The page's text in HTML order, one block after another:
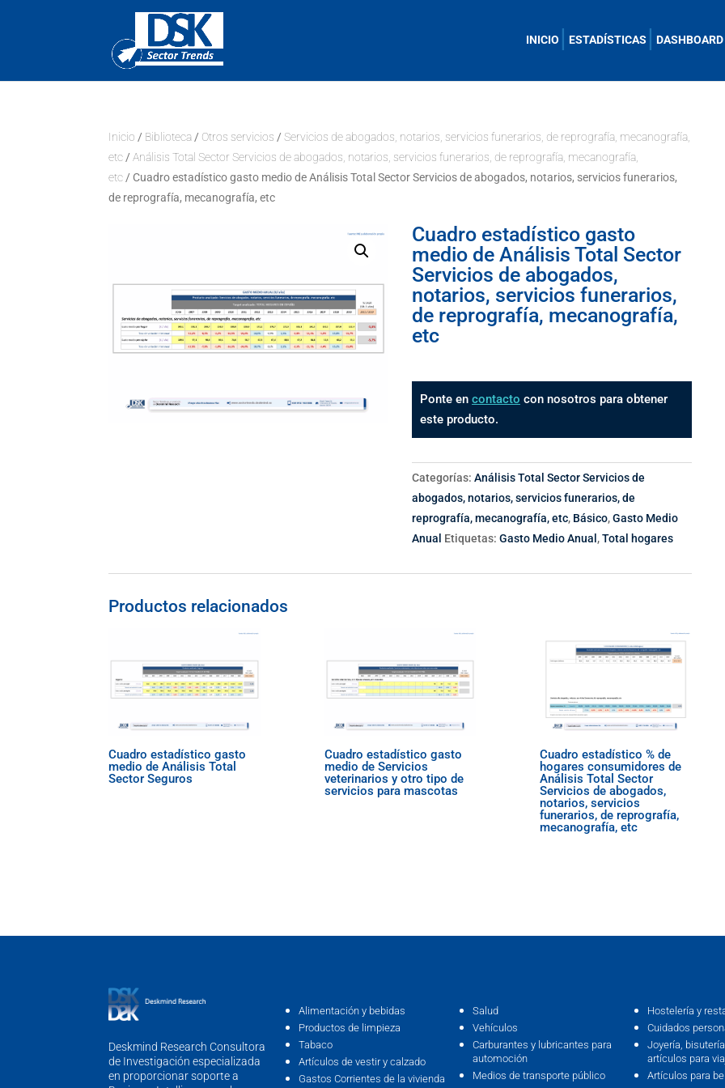
INICIO ESTADÍSTICAS DASHBOARD
Inicio / Biblioteca / Otros servicios /Servicios de abogados, notarios, servicios funerarios, de reprografía, mecanografía,
etc /Análisis Total Sector Servicios de abogados, notarios, servicios funerarios, de reprografía, mecanografía,
etc / Cuadro estadístico gasto medio de Análisis Total Sector Servicios de abogados, notarios, servicios funerarios,
de reprografía, mecanografía, etc
Cuadro estadístico gasto
medio de Análisis Total Sector
Servicios de abogados,
notarios, servicios funerarios,
de reprografía, mecanografía,
etc
Ponte encontacto con nosotros para obtener
este producto.
Categorías:Análisis Total Sector Servicios de
abogados, notarios, servicios funerarios, de
reprografía, mecanografía, etc, Básico,Gasto Medio
Anual Etiquetas:Gasto Medio Anual ,Total hogares
Productos relacionados
Cuadro estadístico gasto
medio de Análisis Total
Sector Seguros
Cuadro estadístico gasto
medio de Servicios
veterinarios y otro tipo de
servicios para mascotas
Cuadro estadístico % de
hogares consumidores de
Análisis Total Sector
Servicios de abogados,
notarios, servicios
funerarios, de reprografía,
mecanografía, etc
Deskmind Research Consultora
de Investigación especializada
en proporcionar soporte a
Alimentación y bebidas
Productos de limpieza
Tabaco
Artículos de vestir y calzado
Gastos Corrientes de la vivienda
Salud
Vehículos
Carburantes y lubricantes para
automoción
Medios de transporte público
Hostelería y
Cuidados
Joyería,
artículos para
Artículos para